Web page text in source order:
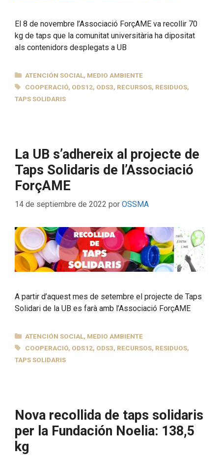
El 8 de novembre l’Associació ForçAME va recollir 70
kg de taps que la comunitat universitària ha dipositat
als contenidors desplegats a UB
CATEGORÍAS
ATENCIÓN SOCIAL, MEDIO AMBIENTE
ETIQUETAS
COOPERACIÓ, ODS12, ODS3, RECURSOS, RESIDUOS,
TAPS SOLIDARIS
La UB s’adhereix al projecte de
Taps Solidaris de l’Associació
ForçAME
14 de septiembre de 2022 por OSSMA
A partir d’aquest mes de setembre el projecte de Taps
Solidari de la UB es farà amb l’Associació ForçAME
CATEGORÍAS
ATENCIÓN SOCIAL, MEDIO AMBIENTE
ETIQUETAS
COOPERACIÓ, ODS12, ODS3, RECURSOS, RESIDUOS,
TAPS SOLIDARIS
Nova recollida de taps solidaris
per la Fundación Noelia: 138,5
kg